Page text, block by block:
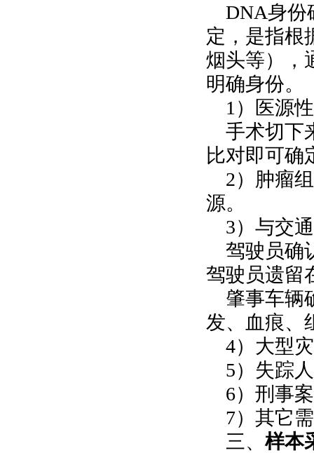
DNA身份
定，是指根
烟头等），
明确身份。
1）医源
手术切下
比对即可确
2）肿瘤组
源。
3）与交
驾驶员确
驾驶员遗留
肇事车辆
发、血痕、
4）大型
5）失踪
6）刑事
7）其它
三、 样本